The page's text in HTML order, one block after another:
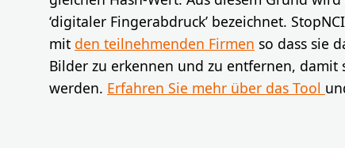
‘digitaler Fingerabdruck’ bezeichnet.
mit den teilnehmenden Firmen so dass sie
Bilder zu erkennen und zu entfernen,
werden. Erfahren Sie mehr über das Tool